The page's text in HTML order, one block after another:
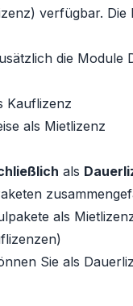
verfügbar. Die
die Module
Kauflizenz
als Mietlizenz
als
als
Sie als